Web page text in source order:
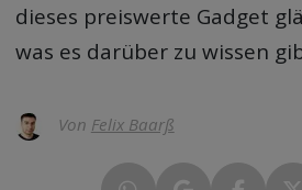
dieses preiswerte Gadget
was es darüber zu wissen
Von Felix Baarß